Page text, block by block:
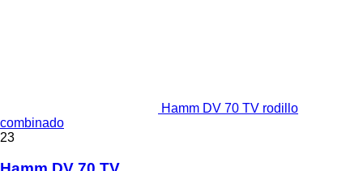
Hamm DV 70 TV rodillo
combinado
23